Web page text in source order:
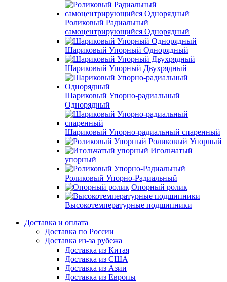
Роликовый Радиальный
самоцентрирующийся Однорядный
Шариковый Упорный Однорядный
Шариковый Упорный Двухрядный
Шариковый Упорно-радиальный
Однорядный
Шариковый Упорно-радиальный спаренный
Роликовый Упорный
Игольчатый
упорный
Роликовый Упорно-Радиальный
Опорный ролик
Высокотемпературные подшипники
Доставка и оплата
Доставка по России
Доставка из-за рубежа
Доставка из Китая
Доставка из США
Доставка из Азии
Доставка из Европы